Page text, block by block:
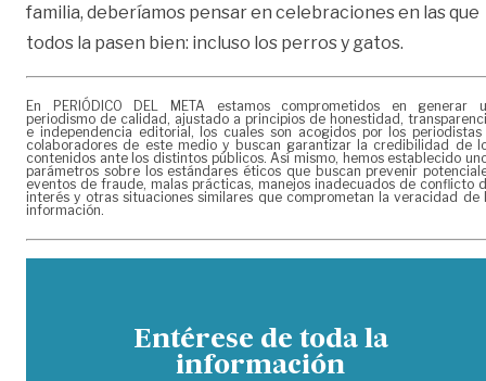
familia, deberíamos pensar en celebraciones en las que
todos la pasen bien: incluso los perros y gatos.
En PERIÓDICO DEL META estamos comprometidos en generar
periodismo de calidad, ajustado a principios de honestidad,
e independencia editorial, los cuales son acogidos por los periodistas
colaboradores de este medio y buscan garantizar la credibilidad de
contenidos ante los distintos públicos. Así mismo, hemos establecido
parámetros sobre los estándares éticos que buscan prevenir
eventos de fraude, malas prácticas, manejos inadecuados de conflicto
interés y otras situaciones similares que comprometan la veracidad de
información.
Entérese de toda la
información